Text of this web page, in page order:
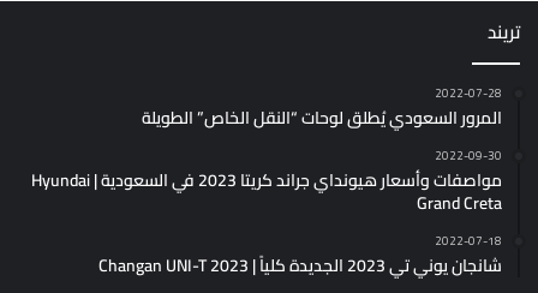
تريند
2022-07-28
المرور السعودي يُطلق لوحات “النقل الخاص” الطويلة
2022-09-30
مواصفات وأسعار هيونداي جراند كريتا 2023 في السعودية | Hyundai
Grand Creta
2022-07-18
شانجان يوني تي 2023 الجديدة كلياً | Changan UNI-T 2023